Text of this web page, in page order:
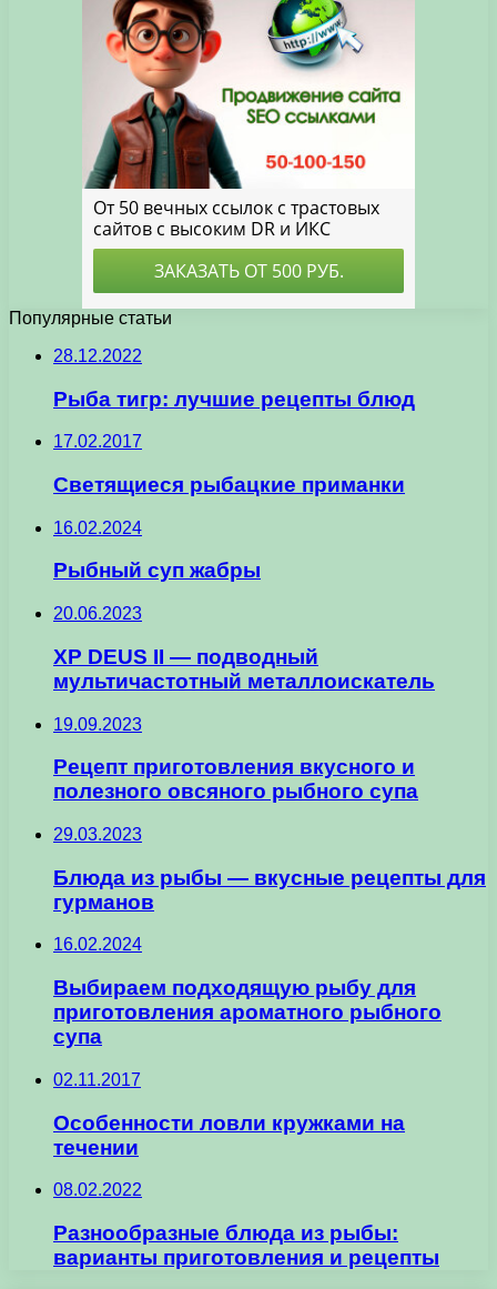
Популярные статьи
28.12.2022
Рыба тигр: лучшие рецепты блюд
17.02.2017
Светящиеся рыбацкие приманки
16.02.2024
Рыбный суп жабры
20.06.2023
XP DEUS II — подводный
мультичастотный металлоискатель
19.09.2023
Рецепт приготовления вкусного и
полезного овсяного рыбного супа
29.03.2023
Блюда из рыбы — вкусные рецепты для
гурманов
16.02.2024
Выбираем подходящую рыбу для
приготовления ароматного рыбного
супа
02.11.2017
Особенности ловли кружками на
течении
08.02.2022
Разнообразные блюда из рыбы:
варианты приготовления и рецепты